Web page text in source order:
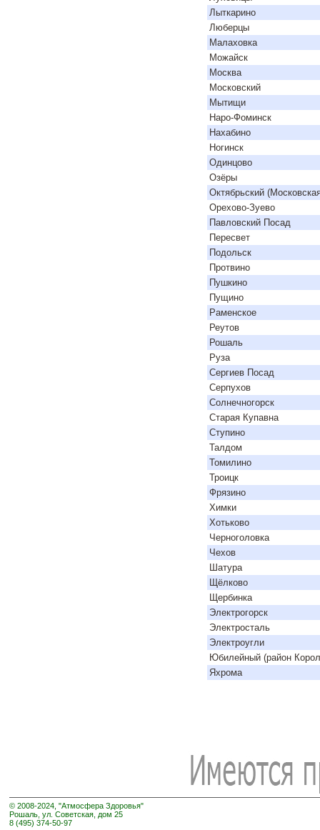
Лыткарино
Люберцы
Малаховка
Можайск
Москва
Московский
Мытищи
Наро-Фоминск
Нахабино
Ногинск
Одинцово
Озёры
Октябрьский
Орехово-Зуево
Павловский Посад
Пересвет
Подольск
Протвино
Пушкино
Пущино
Раменское
Реутов
Рошаль
Руза
Сергиев Посад
Серпухов
Солнечногорск
Старая Купавна
Ступино
Талдом
Томилино
Троицк
Фрязино
Химки
Хотьково
Черноголовка
Чехов
Шатура
Щёлково
Щербинка
Электрогорск
Электросталь
Электроугли
Юбилейный (район
Яхрома
© 2008-2024, "Атмосфера Здоровья"
Рошаль, ул. Советская, дом 25
8 (495) 374-50-97